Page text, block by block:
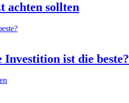
achten sollten
ist die beste?